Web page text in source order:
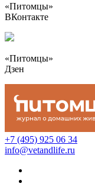
«Питомцы»
ВКонтакте
«Питомцы»
Дзен
+7 (495) 925 06 34
info@vetandlife.ru